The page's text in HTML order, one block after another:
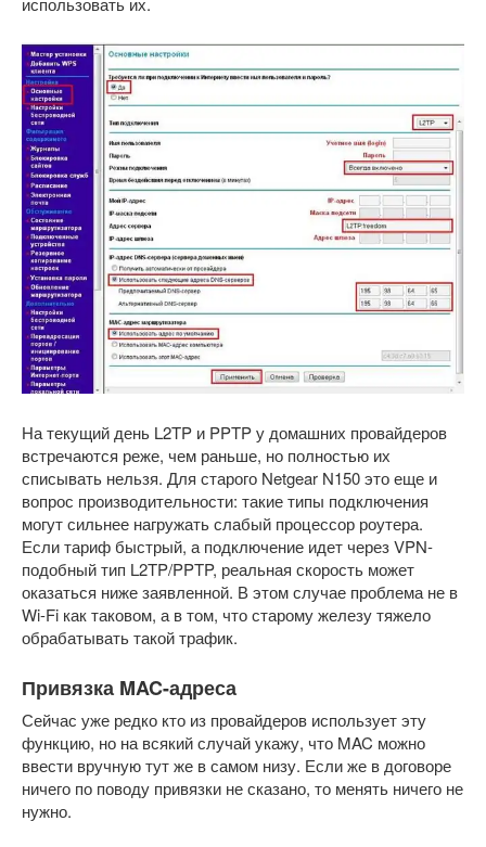
На текущий день L2TP и PPTP у домашних провайдеров
встречаются реже, чем раньше, но полностью их
списывать нельзя. Для старого Netgear N150 это еще и
вопрос производительности: такие типы подключения
могут сильнее нагружать слабый процессор роутера.
Если тариф быстрый, а подключение идет через VPN-
подобный тип L2TP/PPTP, реальная скорость может
оказаться ниже заявленной. В этом случае проблема не в
Wi-Fi как таковом, а в том, что старому железу тяжело
обрабатывать такой трафик.
Привязка MAC-адреса
Сейчас уже редко кто из провайдеров использует эту
функцию, но на всякий случай укажу, что MAC можно
ввести вручную тут же в самом низу. Если же в договоре
ничего по поводу привязки не сказано, то менять ничего не
нужно.